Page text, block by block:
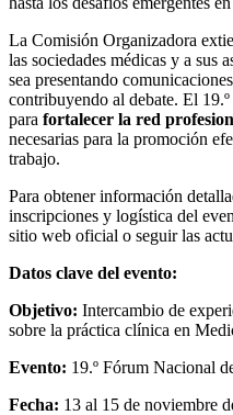
La Comisión Organizadora
las sociedades médicas y a sus
sea presentando
contribuyendo al debate. El
para fortalecer la red
necesarias para la promoción
trabajo.
Para obtener información
inscripciones y logística del
sitio web oficial o seguir las
Datos clave del evento:
Objetivo: Intercambio de
sobre la práctica clínica en
Evento: 19.º Fórum Nacional
Fecha: 13 al 15 de noviembre